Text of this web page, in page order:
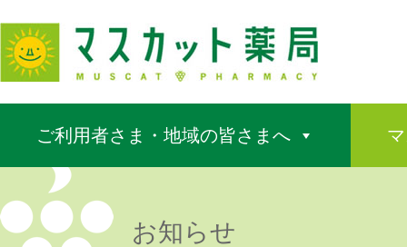
ご利用者さま・地域の皆さまへ
お知らせ